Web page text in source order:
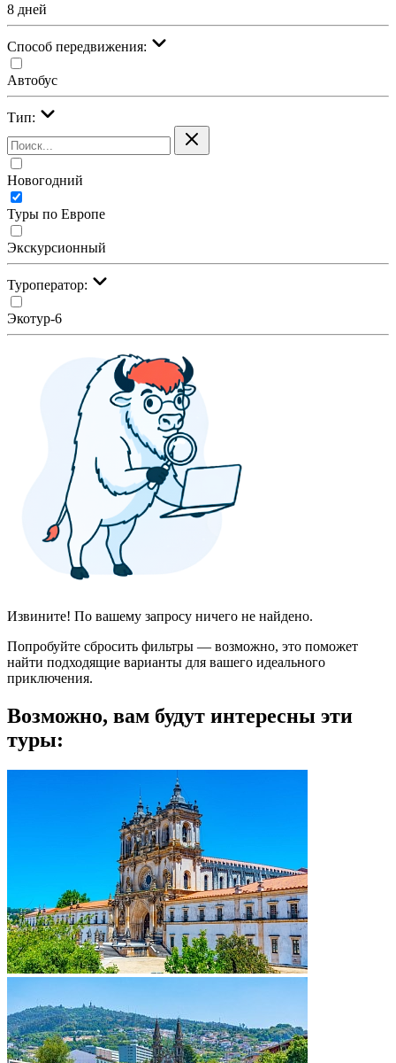
8 дней
Cпособ передвижения:
Автобус
Тип:
Новогодний
Туры по Европе
Экскурсионный
Туроператор:
Экотур-6
Извините! По вашему запросу ничего не найдено.
Попробуйте сбросить фильтры — возможно, это поможет
найти подходящие варианты для вашего идеального
приключения.
Возможно, вам будут интересны эти
туры: